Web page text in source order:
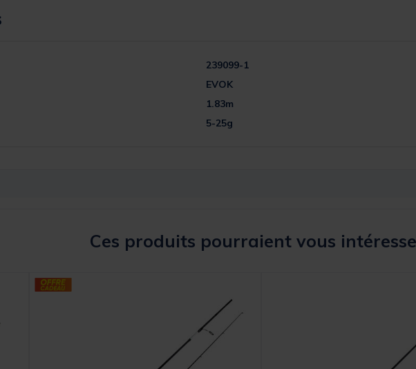
239099-1
EVOK
1.83m
5-25g
Ces produits pourraient vous